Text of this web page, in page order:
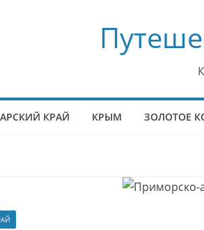
КРАЙ КРЫМ ЗОЛОТОЕ